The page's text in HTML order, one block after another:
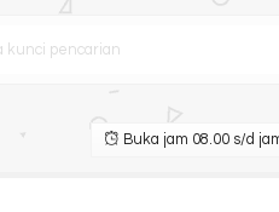
Buka jam 08.00 s/d